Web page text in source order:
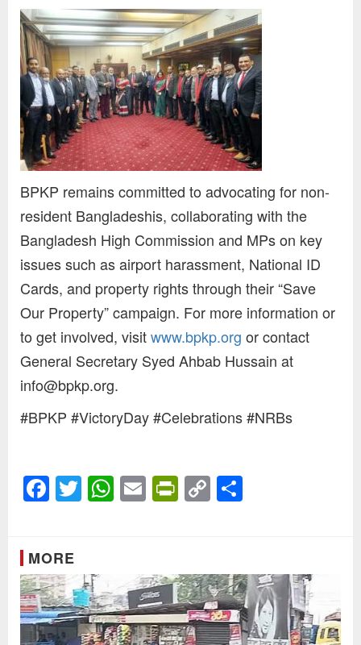
BPKP remains committed to advocating for non-
resident Bangladeshis, collaborating with the
Bangladesh High Commission and MPs on key
issues such as airport harassment, National ID
Cards, and property rights through their “Save
Our Property” campaign. For more information or
to get involved, visitwww.bpkp.org or contact
General Secretary Syed Ahbab Hussain at
info@bpkp.org.
#BPKP #VictoryDay #Celebrations #NRBs
Facebook
Twitter
WhatsApp
EmailPrintFriendly
Copy
Link
MORE